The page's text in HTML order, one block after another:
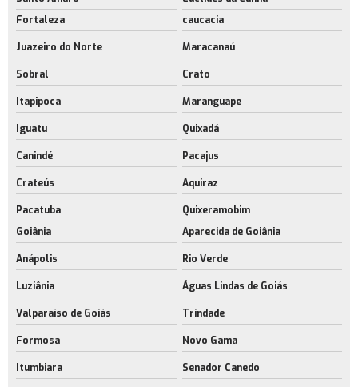
Fortaleza
caucacia
Juazeiro do Norte Maracanaú
Sobral Crato
Itapipoca Maranguape
Iguatu Quixadá
Canindé Pacajus
Crateús Aquiraz
Pacatuba
Quixeramobim
Goiânia
Aparecida de Goiânia
Anápolis Rio Verde
Luziânia Águas Lindas de Goiás
Valparaíso de Goiás Trindade
Formosa Novo Gama
Itumbiara Senador Canedo